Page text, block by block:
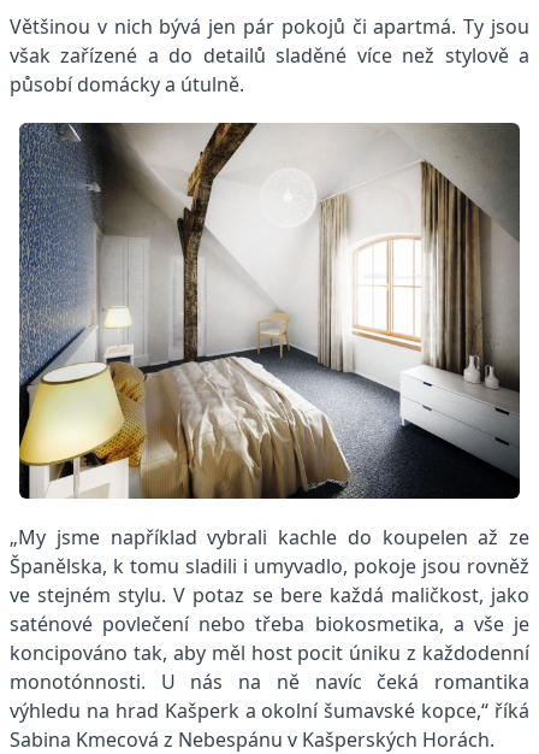
Většinou v nich bývá jen pár pokojů či apartmá. Ty jsou
však zařízené a do detailů sladěné více než stylově a
působí domácky a útulně.
„My jsme například vybrali kachle do koupelen až ze
Španělska, k tomu sladili i umyvadlo, pokoje jsou rovněž
ve stejném stylu. V potaz se bere každá maličkost, jako
saténové povlečení nebo třeba biokosmetika, a vše je
koncipováno tak, aby měl host pocit úniku z každodenní
monotónnosti. U nás na ně navíc čeká romantika
výhledu na hrad Kašperk a okolní šumavské kopce,“ říká
Sabina Kmecová z Nebespánu v Kašperských Horách.